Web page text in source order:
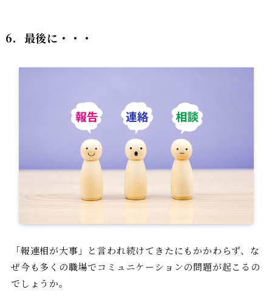
6． 最後に・・・
「報連相が大事」と言われ続けてきたにもかかわらず、な
ぜ今も多くの職場でコミュニケーションの問題が起こるの
でしょうか。